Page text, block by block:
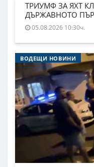
ТРИУМФ ЗА ЯХТ
ДЪРЖАВНОТО
05.08.2026 10:30ч.
ВОДЕЩИ НОВИНИ